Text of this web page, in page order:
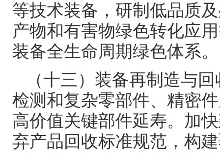
等技术装备，研制低品质
产物和有害物绿色转化应
装备全生命周期绿色体系。
（十三）装备再制造与
检测和复杂零部件、精密
高价值关键部件延寿。加
弃产品回收标准规范，构